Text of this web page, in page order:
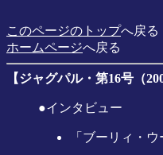
このページのトップへ戻る
ホームページへ戻る
【ジャグパル・第16号（
●インタビュー
「ブーリィ・